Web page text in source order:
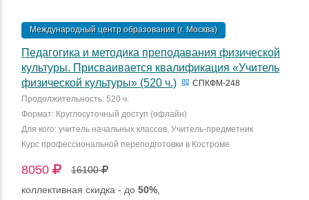
Международный центр образования (г. Москва)
Педагогика и методика преподавания физической
культуры. Присваивается квалификация «Учитель
физической культуры» (520 ч.)
СПКФМ-248
Продолжительность: 520 ч.
Формат: Круглосуточный доступ (офлайн)
Для кого: учитель начальных классов, Учитель-предметник
Курс профессиональной переподготовки в Костроме
8050
16100
коллективная скидка - до 50%